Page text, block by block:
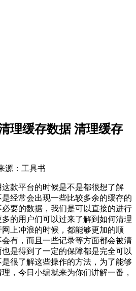
理缓存数据 清理缓存
源：工具书
平台的时候是不是都很想了解
经常会出现一些比较多余的缓存的
要的数据，我们是可以直接的进行
的用户们可以过来了解到如何清理
上冲浪的时候，都能够更加的顺
有，而且一些记录等方面都会被清
是得到了一定的保障都是完全可以
很了解这些操作的方法，为了能够
，今日小编就来为你们讲解一番，